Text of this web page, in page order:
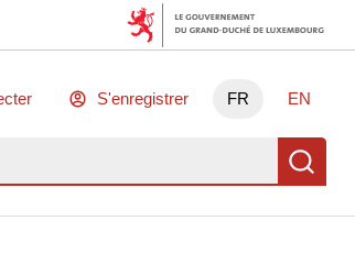
S'enregistrer FR EN